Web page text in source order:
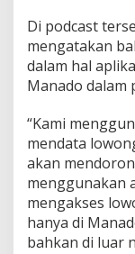
Di podcast
mengatakan
dalam hal
Manado dalam
“Kami
mendata
akan
menggunakan
mengakses
hanya di
bahkan di luar